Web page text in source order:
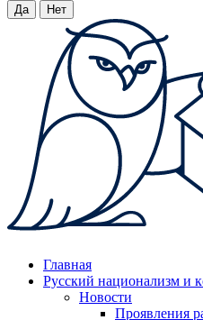
Да Нет
Главная
Русский национализм и
Новости
Проявления